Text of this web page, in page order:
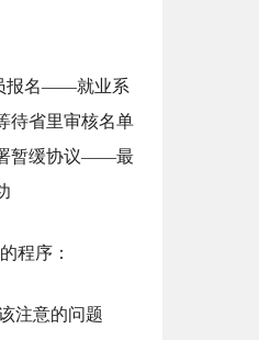
报名——就业系
省里审核名单
暂缓协议——最
程序：
注意的问题